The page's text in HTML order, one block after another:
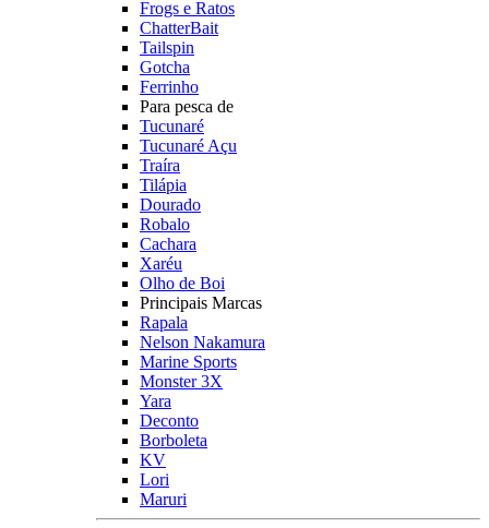
Frogs e Ratos
ChatterBait
Tailspin
Gotcha
Ferrinho
Para pesca de
Tucunaré
Tucunaré Açu
Traíra
Tilápia
Dourado
Robalo
Cachara
Xaréu
Olho de Boi
Principais Marcas
Rapala
Nelson Nakamura
Marine Sports
Monster 3X
Yara
Deconto
Borboleta
KV
Lori
Maruri